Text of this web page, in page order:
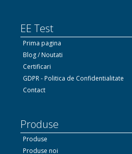
EE Test
Prima pagina
Blog / Noutati
Certificari
GDPR - Politica de Confidentialitate
Contact
Produse
Produse
Produse noi